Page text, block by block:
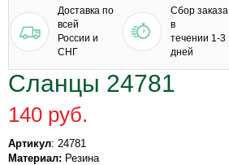
Доставка по
всей
России и
СНГ
Сбор заказа
в
течении 1-3
дней
Сланцы 24781
140 руб.
Артикул: 24781
Материал: Резина